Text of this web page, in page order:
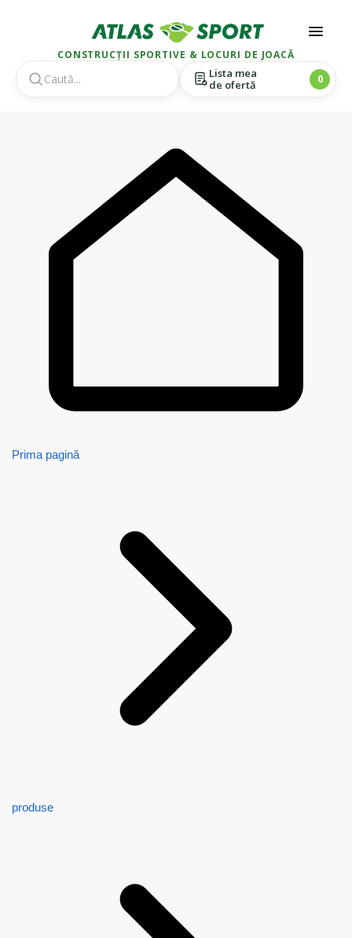
CONSTRUCȚII SPORTIVE & LOCURI DE JOACĂ
Lista mea
de ofertă
0
Prima pagină
produse